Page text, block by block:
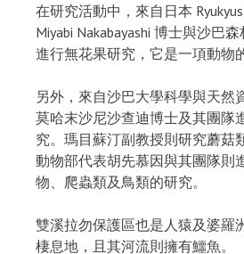
在研究活動中，來自日本
Miyabi Nakabayashi 博士與沙巴森
進行無花果研究，它是一項動物
另外，來自沙巴大學科學與天然
莫哈末沙尼沙查迪博士及其團隊
究。瑪目蘇汀副教授則研究蘑菇
動物部代表胡先慕因與其團隊則
物、爬蟲類及鳥類的研究。
雙溪拉勿保護區也是人猿及婆羅
棲息地，且其河流則擁有鱷魚。